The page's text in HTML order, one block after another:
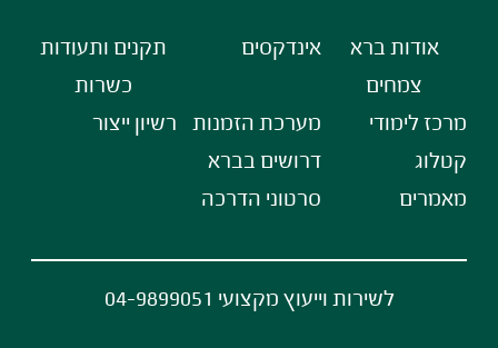
אודות ברא
צמחים
מרכז לימודי
קטלוג
מאמרים
אינדקסים
מערכת הזמנות
דרושים בברא
סרטוני הדרכה
תקנים ותעודות
כשרות
רשיון ייצור
לשירות וייעוץ מקצועי 04-9899051